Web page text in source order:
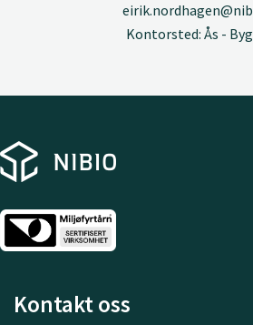
Kontorsted: Ås -
Kontakt oss